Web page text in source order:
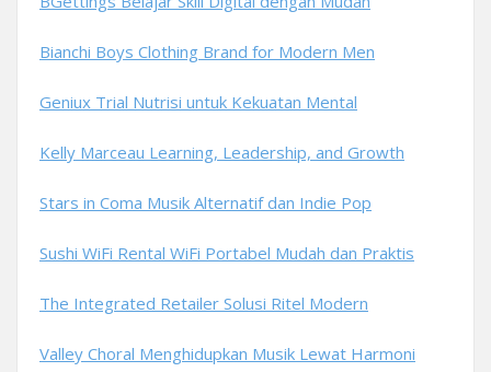
Bianchi Boys Clothing Brand for Modern Men
Geniux Trial Nutrisi untuk Kekuatan Mental
Kelly Marceau Learning, Leadership, and Growth
Stars in Coma Musik Alternatif dan Indie Pop
Sushi WiFi Rental WiFi Portabel Mudah dan Praktis
The Integrated Retailer Solusi Ritel Modern
Valley Choral Menghidupkan Musik Lewat Harmoni